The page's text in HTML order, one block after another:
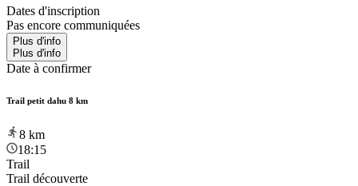
Dates d'inscription
Pas encore communiquées
Plus d'info
Plus d'info
Date à confirmer
Trail petit dahu 8 km
8 km
18:15
Trail
Trail découverte